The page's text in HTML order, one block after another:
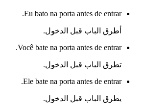
Eu bato na porta antes de entrar.
أطرق الباب قبل الدخول.
Você bate na porta antes de entrar.
تطرق الباب قبل الدخول.
Ele bate na porta antes de entrar.
يطرق الباب قبل الدخول.